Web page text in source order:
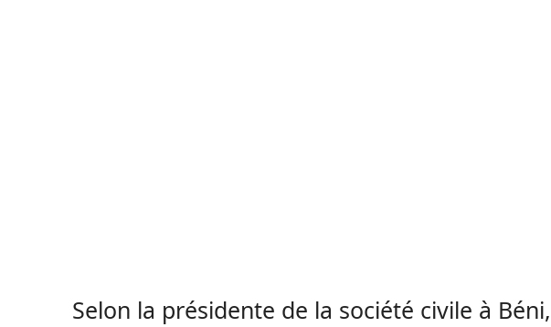
Selon la présidente de la société civile à Béni,